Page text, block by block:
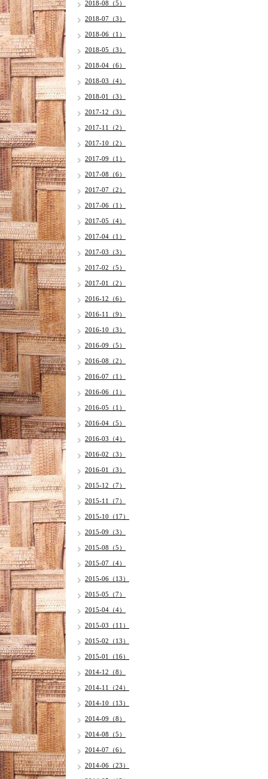
2018-08（5）
2018-07（3）
2018-06（1）
2018-05（3）
2018-04（6）
2018-03（4）
2018-01（3）
2017-12（3）
2017-11（2）
2017-10（2）
2017-09（1）
2017-08（6）
2017-07（2）
2017-06（1）
2017-05（4）
2017-04（1）
2017-03（3）
2017-02（5）
2017-01（2）
2016-12（6）
2016-11（9）
2016-10（3）
2016-09（5）
2016-08（2）
2016-07（1）
2016-06（1）
2016-05（1）
2016-04（5）
2016-03（4）
2016-02（3）
2016-01（3）
2015-12（7）
2015-11（7）
2015-10（17）
2015-09（3）
2015-08（5）
2015-07（4）
2015-06（13）
2015-05（7）
2015-04（4）
2015-03（11）
2015-02（13）
2015-01（16）
2014-12（8）
2014-11（24）
2014-10（13）
2014-09（8）
2014-08（5）
2014-07（6）
2014-06（23）